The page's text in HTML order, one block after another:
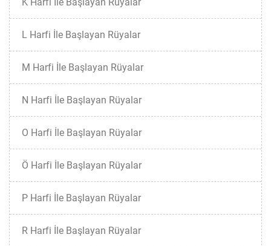
L Harfi İle Başlayan Rüyalar
M Harfi İle Başlayan Rüyalar
N Harfi İle Başlayan Rüyalar
O Harfi İle Başlayan Rüyalar
Ö Harfi İle Başlayan Rüyalar
P Harfi İle Başlayan Rüyalar
R Harfi İle Başlayan Rüyalar